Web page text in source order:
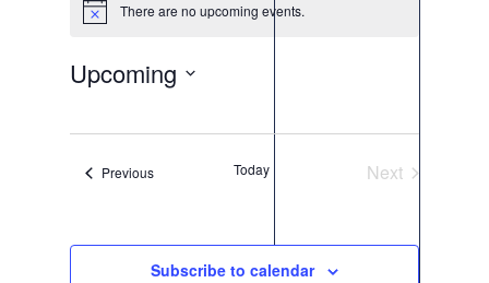
Notice There are no upcoming events.
Upcoming
PreviousEvents Today
Next
Subscribe to calendar